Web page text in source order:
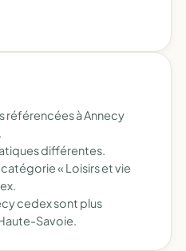
référencées à Annecy
différentes.
« Loisirs et vie
cedex sont plus
Savoie.